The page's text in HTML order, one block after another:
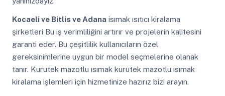
Kocaeli ve Bitlis ve Adanaisımak ısıtıcı kiralama
şirketleri Bu iş verimliliğini artırır ve projelerin kalitesini
garanti eder. Bu çeşitlilik kullanıcıların özel
gereksinimlerine uygun bir model seçmelerine olanak
tanır. Kurutek mazotlu ısımak kurutek mazotlu ısımak
kiralama işlemleri için hizmetinize hazırız bizi arayın.